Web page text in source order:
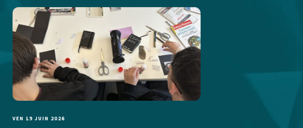
VEN 19 JUIN 2026